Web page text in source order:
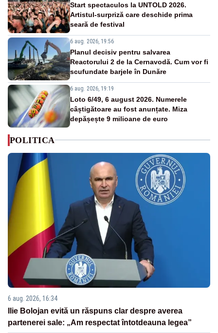
Start spectaculos la UNTOLD 2026.
Artistul-surpriză care deschide prima
seară de festival
6 aug. 2026, 19:56
Planul decisiv pentru salvarea
Reactorului 2 de la Cernavodă. Cum vor fi
scufundate barjele în Dunăre
6 aug. 2026, 19:19
Loto 6/49, 6 august 2026. Numerele
câștigătoare au fost anunțate. Miza
depășește 9 milioane de euro
POLITICA
6 aug. 2026, 16:34
Ilie Bolojan evită un răspuns clar despre averea
partenerei sale: „Am respectat întotdeauna legea”